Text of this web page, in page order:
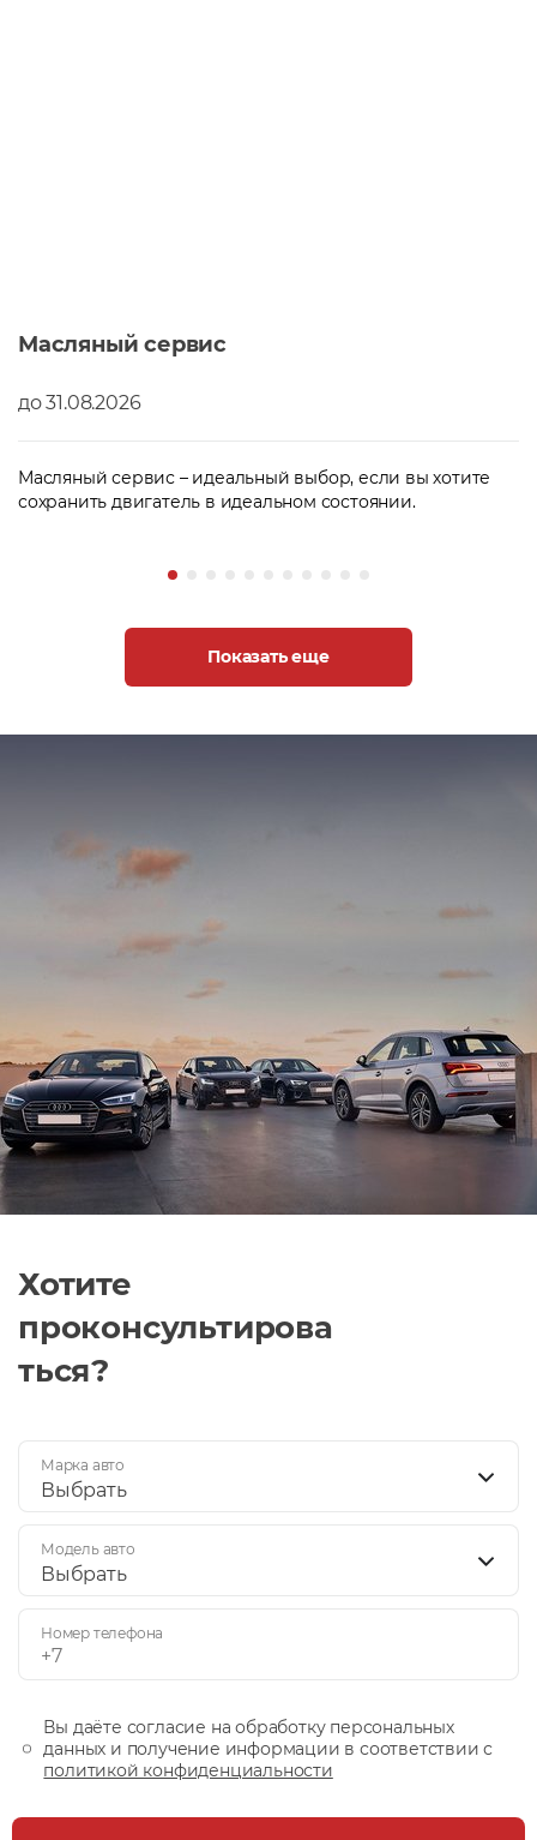
Масляный сервис
до 31.08.2026
Масляный сервис – идеальный выбор, если вы хотите
сохранить двигатель в идеальном состоянии.
Показать еще
Хотите
проконсультирова
ться?
Марка авто
Выбрать
Модель авто
Выбрать
Номер телефона
Вы даёте согласие на обработку персональных
данных и получение информации в соответствии с
политикой конфиденциальности